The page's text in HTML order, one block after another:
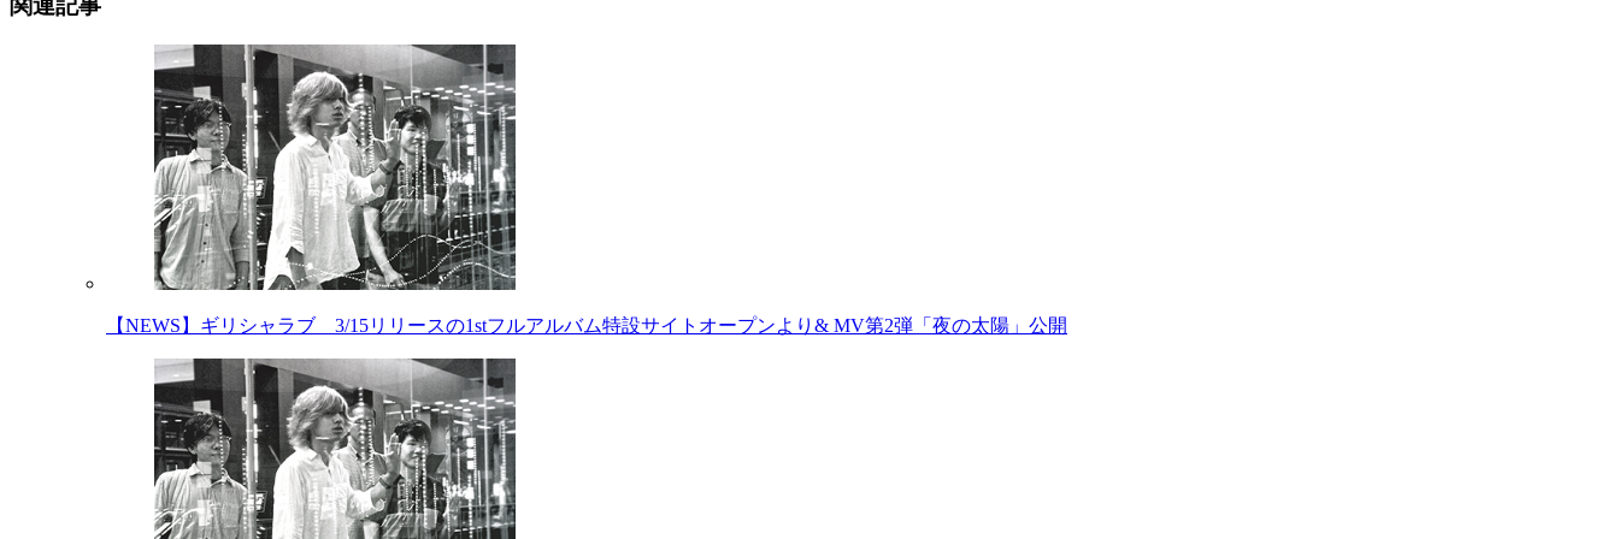
関連記事
【NEWS】ギリシャラブ 3/15リリースの1stフルアルバム特設サイトオープンより& MV第2弾「夜の太陽」公開